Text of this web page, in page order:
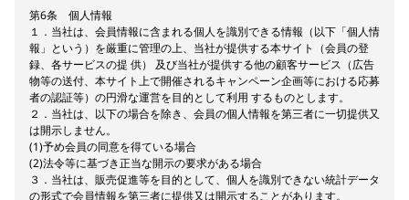
第6条 個人情報
１．当社は、会員情報に含まれる個人を識別できる情報（以下「個人情
報」という）を厳重に管理の上、当社が提供する本サイト（会員の登
録、各サービスの提 供） 及び当社が提供する他の顧客サービス（広告
物等の送付、本サイト上で開催されるキャンペーン企画等における応募
者の認証等）の円滑な運営を目的として利用 するものとします。
２．当社は、以下の場合を除き、会員の個人情報を第三者に一切提供又
は開示しません。
(1)予め会員の同意を得ている場合
(2)法令等に基づき正当な開示の要求がある場合
３．当社は、販売促進等を目的として、個人を識別できない統計データ
の形式で会員情報を第三者に提供又は開示することがあります。